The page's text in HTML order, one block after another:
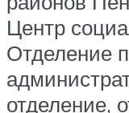
Центр
Отделение
отделение,